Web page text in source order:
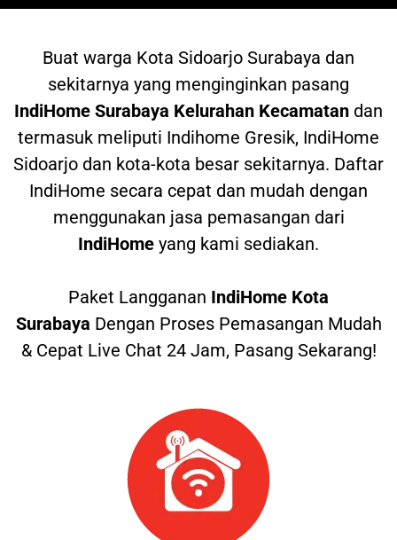
Buat warga Kota Sidoarjo Surabaya dan
sekitarnya yang menginginkan pasang
IndiHome Surabaya Kelurahan Kecamatan dan
termasuk meliputi Indihome Gresik, IndiHome
Sidoarjo dan kota-kota besar sekitarnya. Daftar
IndiHome secara cepat dan mudah dengan
menggunakan jasa pemasangan dari
IndiHome yang kami sediakan.
Paket Langganan IndiHome Kota
Surabaya Dengan Proses Pemasangan Mudah
& Cepat Live Chat 24 Jam, Pasang Sekarang!